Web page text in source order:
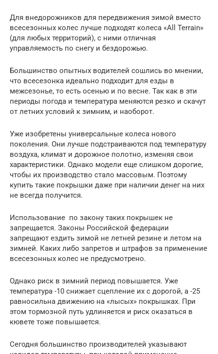
Для внедорожников для передвижения зимой вместо
всесезонных колес лучше подходят колеса «All Terrain»
(для любых территорий), с ними отличная
управляемость по снегу и бездорожью.
Большинство опытных водителей сошлись во мнении,
что всесезонка идеально подходит для езды в
межсезонье, то есть осенью и по весне. Так как в эти
периоды погода и температура меняются резко и скачут
от летних условий к зимним, и наоборот.
Уже изобретены универсальные колеса нового
поколения. Они лучше подстраиваются под температуру
воздуха, климат и дорожное полотно, изменяя свои
характеристики. Однако модели еще слишком дорогие,
чтобы их производство стало массовым. Поэтому
купить такие покрышки даже при наличии денег на них
не всегда получится.
Использование по закону таких покрышек не
запрещается. Законы Российской федерации
запрещают ездить зимой не летней резине и летом на
зимней. Каких либо запретов и штрафов за применение
всесезонных колес не предусмотрено.
Однако риск в зимний период повышается. Уже
температура -10 снижает сцепление их с дорогой, а -25
равносильна движению на «лысых» покрышках. При
этом тормозной путь удлиняется и риск оказаться в
кювете тоже повышается.
Сегодня большинство производителей указывают